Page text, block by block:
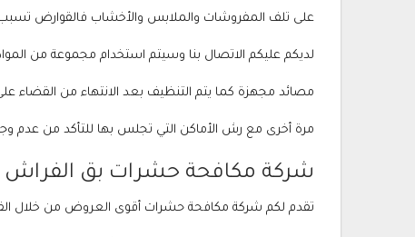
على تلف المفروشات والملابس والأخشاب فالقوارض
لديكم عليكم الاتصال بنا وسيتم استخدام مجموعة من
مصائد مجهزة كما يتم التنظيف بعد الانتهاء من القضاء
مرة أخرى مع رش الأماكن التي تجلس بها للتأكد من عدم
شركة مكافحة حشرات بق الفراش
تقدم لكم شركة مكافحة حشرات أقوى العروض من خلال